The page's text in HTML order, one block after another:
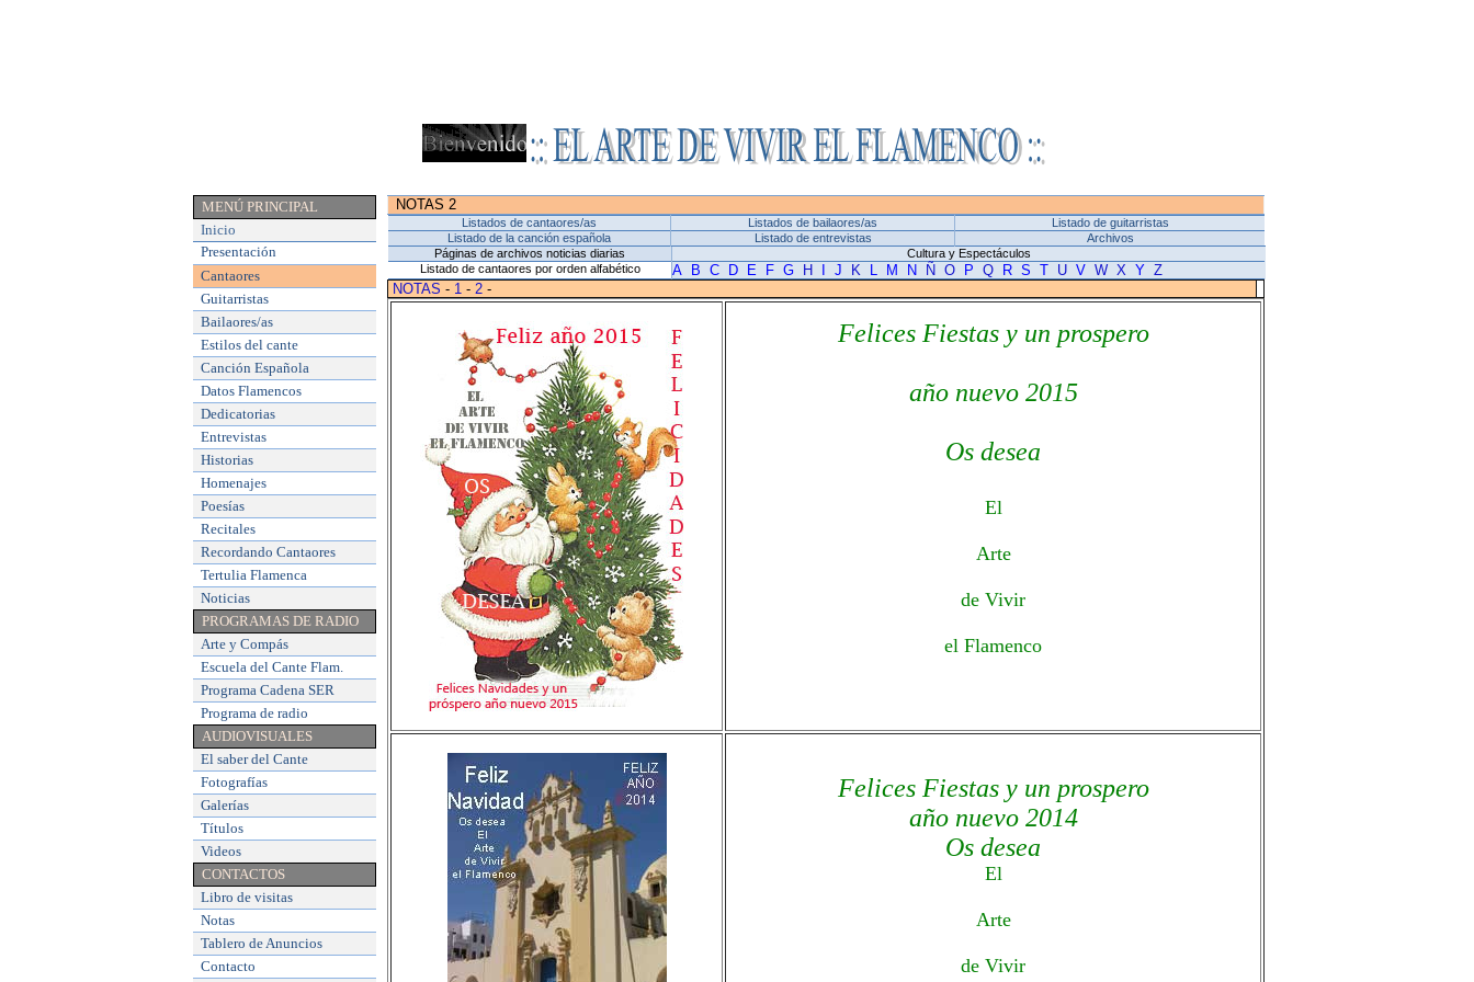
MENÚ PRINCIPAL
Inicio
Presentación
Cantaores
Guitarristas
Bailaores/as
Estilos del cante
Canción Española
Datos Flamencos
Dedicatorias
Entrevistas
Historias
Homenajes
Poesías
Recitales
Recordando Cantaores
Tertulia Flamenca
Noticias
PROGRAMAS DE RADIO
Arte y Compás
Escuela del Cante Flam.
Programa Cadena SER
Programa de radio
AUDIOVISUALES
El saber del Cante
Fotografías
Galerías
Títulos
Videos
CONTACTOS
Libro de visitas
Notas
Tablero de Anuncios
Contacto
NOTAS 2
Listados de cantaores/as Listados de bailaores/as
Listado de guitarristas
Listado de la canción española
Listado de entrevistas
Archivos
Páginas de archivos noticias diarias
Cultura y Espectáculos
Listado de cantaores por orden alfabético
A B C D E F G H J K L M N Ñ O P Q R S T U V W X Y Z
NOTAS - 1 - 2 -
Felices Fiestas y un prospero
año nuevo 2015
Os desea
El
Arte
de Vivir
el Flamenco
Felices Fiestas y un prospero
año nuevo 2014
Os desea
El
Arte
de Vivir